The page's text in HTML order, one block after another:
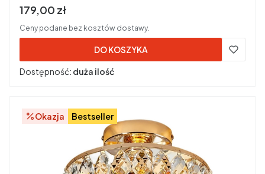
Cena brutto
179,00 zł
Ceny podane bez kosztów dostawy.
DO KOSZYKA
Dostępność: duża ilość
Okazja Bestseller